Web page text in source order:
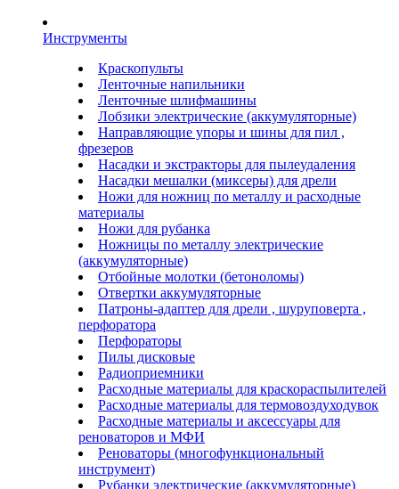
Инструменты
Краскопульты
Ленточные напильники
Ленточные шлифмашины
Лобзики электрические (аккумуляторные)
Направляющие упоры и шины для пил ,
фрезеров
Насадки и экстракторы для пылеудаления
Насадки мешалки (миксеры) для дрели
Ножи для ножниц по металлу и расходные
материалы
Ножи для рубанка
Ножницы по металлу электрические
(аккумуляторные)
Отбойные молотки (бетоноломы)
Отвертки аккумуляторные
Патроны-адаптер для дрели , шуруповерта ,
перфоратора
Перфораторы
Пилы дисковые
Радиоприемники
Расходные материалы для краскораспылителей
Расходные материалы для термовоздуходувок
Расходные материалы и аксессуары для
реноваторов и МФИ
Реноваторы (многофункциональный
инструмент)
Рубанки электрические (аккумуляторные)